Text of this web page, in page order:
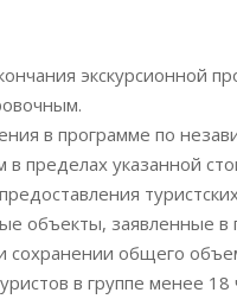
экскурсионной
в программе по
в пределах указанной
объекты, заявленные в
сохранении общего
в группе менее 18